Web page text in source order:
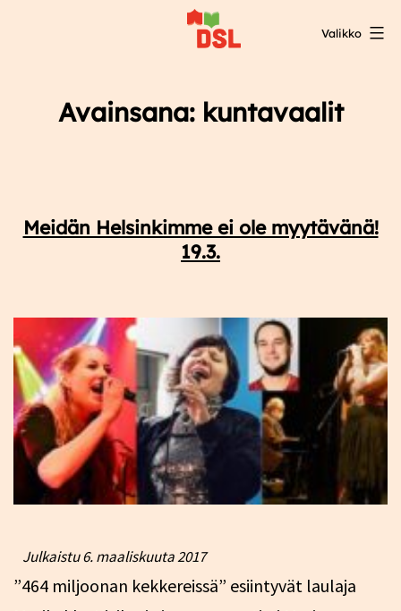
Valikko
Avainsana: kuntavaalit
Meidän Helsinkimme ei ole myytävänä!
19.3.
Julkaistu6. maaliskuuta 2017
”464 miljoonan kekkereissä” esiintyvät laulaja